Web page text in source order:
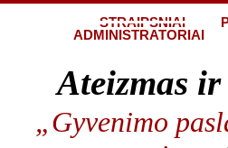
STRAIPSNIAI
ADMINISTRATORIAI
Ateizmas
„Gyvenimo